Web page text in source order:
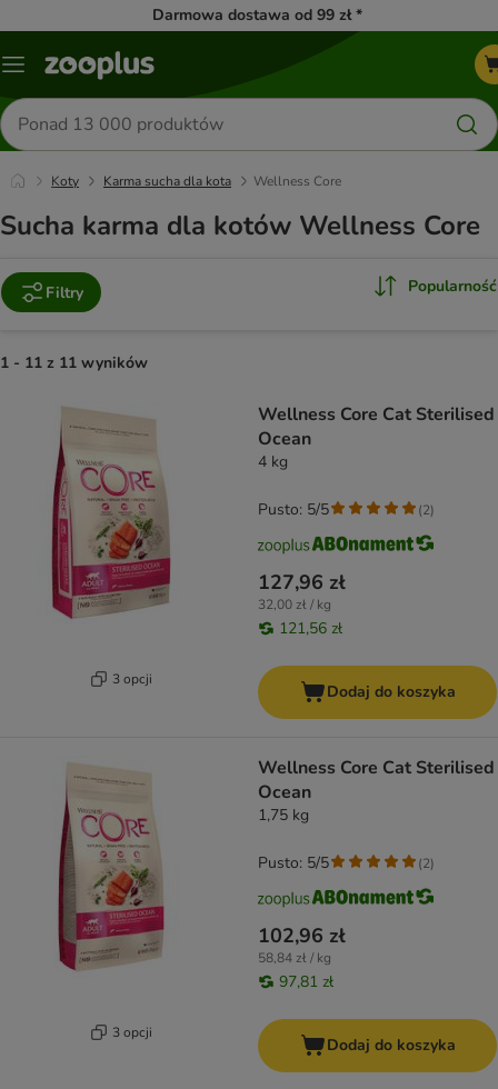
Darmowa dostawa od 99 zł *
Menu
Szukaj
produktów
Koty Karma sucha dla kota Wellness Core
Sucha karma dla kotów Wellness Core
Filtry Popularność
1 - 11 z 11 wyników
3 opcji
Wellness Core Cat Sterilised
Ocean
4 kg
127,96 zł
32,00 zł / kg
121,56 zł
Pusto: 5/5 (2)
Dodaj do koszyka
3 opcji
Wellness Core Cat Sterilised
Ocean
1,75 kg
102,96 zł
58,84 zł / kg
97,81 zł
Pusto: 5/5 (2)
Dodaj do koszyka